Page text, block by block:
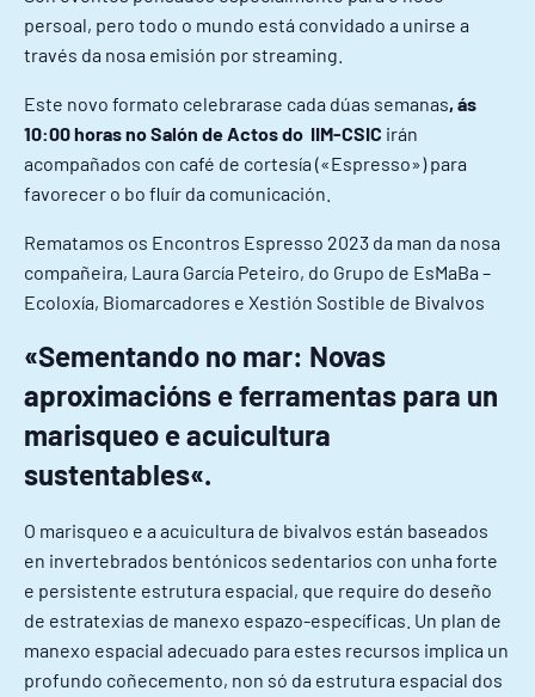
persoal, pero todo o mundo está convidado a unirse a
través da nosa emisión por streaming.
Este novo formato celebrarase cada dúas semanas, ás
10:00 horas no Salón de Actos do IIM-CSIC irán
acompañados con café de cortesía («Espresso») para
favorecer o bo fluír da comunicación.
Rematamos os Encontros Espresso 2023 da man da nosa
compañeira, Laura García Peteiro, do Grupo de EsMaBa –
Ecoloxía, Biomarcadores e Xestión Sostible de Bivalvos
«Sementando no mar: Novas
aproximacións e ferramentas para un
marisqueo e acuicultura
sustentables«.
O marisqueo e a acuicultura de bivalvos están baseados
en invertebrados bentónicos sedentarios con unha forte
e persistente estrutura espacial, que require do deseño
de estratexias de manexo espazo-específicas. Un plan de
manexo espacial adecuado para estes recursos implica un
profundo coñecemento, non só da estrutura espacial dos